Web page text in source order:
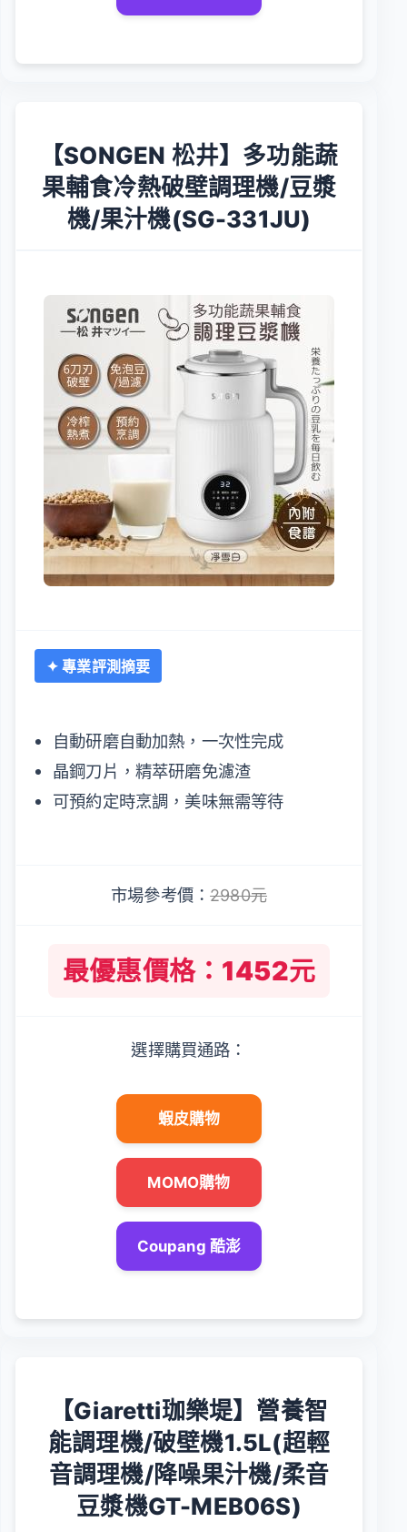
【SONGEN 松井】多功能蔬
果輔食冷熱破壁調理機/豆漿
機/果汁機(SG-331JU)
✦ 專業評測摘要
自動研磨自動加熱，一次性完成
晶鋼刀片，精萃研磨免濾渣
可預約定時烹調，美味無需等待
市場參考價：2980元
最優惠價格：1452元
選擇購買通路：
蝦皮購物
MOMO購物
Coupang 酷澎
【Giaretti珈樂堤】營養智
能調理機/破壁機1.5L(超輕
音調理機/降噪果汁機/柔音
豆漿機GT-MEB06S)